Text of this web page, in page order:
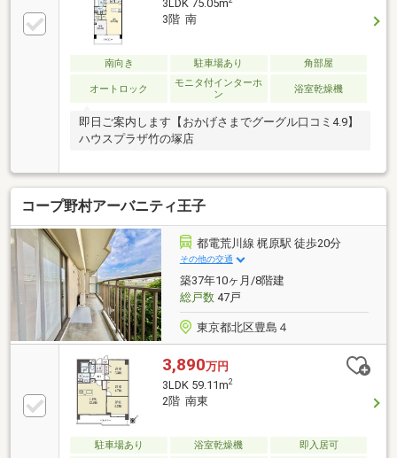
心がけています。それぞれのご家族にあう価値をご提
案をいたします。まずはお気軽に現地をご覧下さいま
せ。物件の確認事項、ご見学希望のお客様は下記番号
までご連絡下さい。お問合せ先：0120-127-511いつで
もお待ちしております。
3LDK 75.05m
3階 南
南向き 駐車場あり 角部屋
オートロック
モニタ付インターホ
ン
浴室乾燥機
即日ご案内します【おかげさまでグーグル口コミ4.9】
ハウスプラザ竹の塚店
コープ野村アーバニティ王子
都電荒川線 梶原駅 徒歩20分
その他の交通
築37年10ヶ月/8階建
総戸数47戸
東京都北区豊島４
3,890万円
3LDK 59.11m2
2階 南東
駐車場あり 浴室乾燥機 即入居可